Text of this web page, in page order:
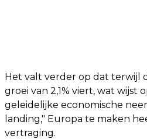
Het valt verder op dat terwijl
groei van 2,1% viert, wat wijst
geleidelijke economische
landing," Europa te maken
vertraging.